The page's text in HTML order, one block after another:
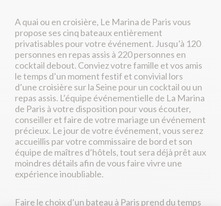
A quai ou en croisière, Le Marina de Paris vous
propose ses cinq bateaux entièrement
privatisables pour votre événement. Jusqu’à 120
personnes en repas assis à 220 personnes en
cocktail debout. Conviez votre famille et vos amis
le temps d’un moment festif et convivial lors
d’une croisière sur la Seine pour un cocktail ou un
repas assis. L’équipe événementielle de La Marina
de Paris à votre disposition pour vous écouter,
conseiller et faire de votre mariage un événement
précieux. Le jour de votre événement, vous serez
accueillis par votre commissaire de bord et son
équipe de maîtres d’hôtels, tout sera déjà prêt aux
moindres détails afin de vous faire vivre une
expérience inoubliable.
Faire le choix d’un bateau à Paris prend du temps